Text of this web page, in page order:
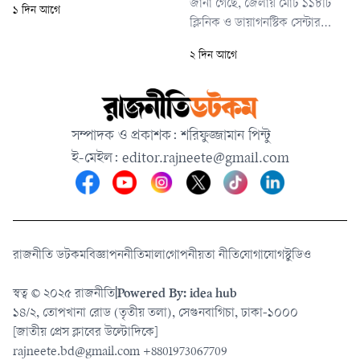
পণ্যবাহী একটি ট্রাক বাসটিকে
১ দিন আগে
জানা গেছে, জেলায় মোট ১১৮টি
ক্লিনিক ও ডায়াগনস্টিক সেন্টার
আছে ৯০টি। বিভিন্ন অনিয়ম ও
২৮টির মধ্যে কিছু সিলগালা করা
হয়েছে, আর কিছু প্রতিষ্ঠান নিজেরাই
কার্যক্রম বন্ধ করে দিয়েছে।
২ দিন আগে
সম্পাদক ও প্রকাশক: শরিফুজ্জামান পিন্টু
ই-মেইল: editor.rajneete@gmail.com
রাজনীতি ডটকমবিজ্ঞাপননীতিমালাগোপনীয়তা নীতিযোগাযোগস্টুডিও
স্বত্ব © ২০২৫ রাজনীতিPowered By: idea hub
১৪/২, তোপখানা রোড (তৃতীয় তলা), সেগুনবাগিচা, ঢাকা-১০০০
[জাতীয় প্রেস ক্লাবের উল্টোদিকে]
rajneete.bd@gmail.com +8801973067709